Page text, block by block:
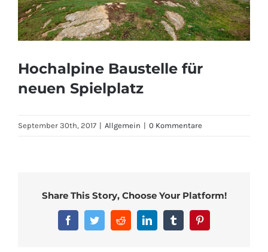
Hochalpine Baustelle für
neuen Spielplatz
September 30th, 2017 | Allgemein | 0 Kommentare
Share This Story, Choose Your Platform!
FacebookTwitterRedditLinkedInTumblrPinterest